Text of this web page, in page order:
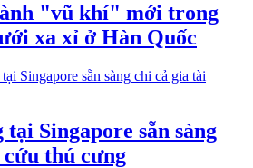
"vũ khí" mới trong
xa xỉ ở Hàn Quốc
Singapore sẵn sàng
thú cưng